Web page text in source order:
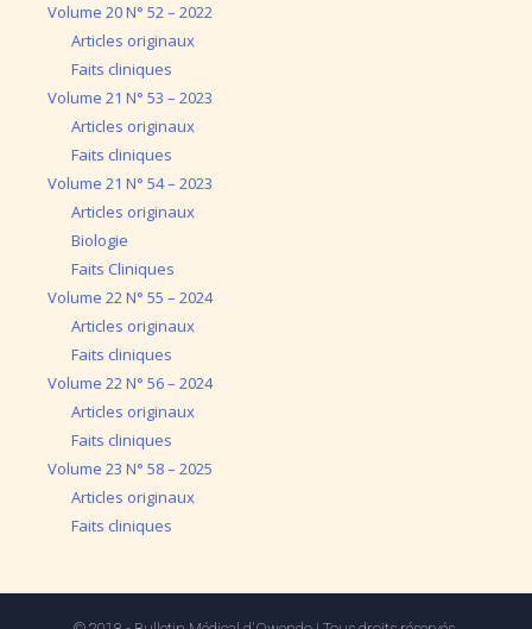
Volume 20 N° 52 – 2022
Articles originaux
Faits cliniques
Volume 21 N° 53 – 2023
Articles originaux
Faits cliniques
Volume 21 N° 54 – 2023
Articles originaux
Biologie
Faits Cliniques
Volume 22 N° 55 – 2024
Articles originaux
Faits cliniques
Volume 22 N° 56 – 2024
Articles originaux
Faits cliniques
Volume 23 N° 58 – 2025
Articles originaux
Faits cliniques